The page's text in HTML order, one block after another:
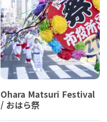
Ohara Matsuri Festival
/ おはら祭